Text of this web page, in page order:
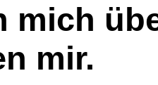
mich
mir.